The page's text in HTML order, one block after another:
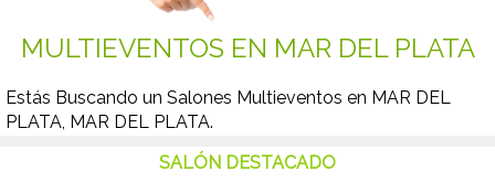
MULTIEVENTOS EN MAR DEL PLATA
Estás Buscando un Salones Multieventos en MAR DEL
PLATA, MAR DEL PLATA.
Buscas un Salón para una Comunión, un Bautismo, un
SALÓN DESTACADO